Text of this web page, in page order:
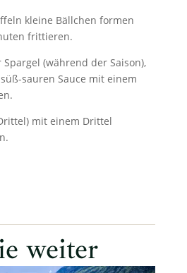
kleine Bällchen formen
frittieren.
(während der Saison),
sauren Sauce mit einem
mit einem Drittel
weiter